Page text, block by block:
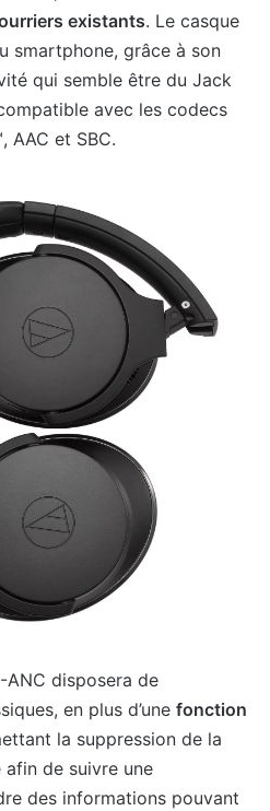
existants. Le casque
smartphone, grâce à son
qui semble être du Jack
avec les codecs
AAC et SBC.
ANC disposera de
en plus d’une fonction
la suppression de la
de suivre une
des informations pouvant